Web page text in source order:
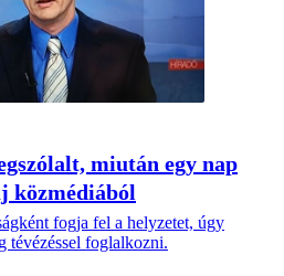
miután egy nap
közmédiából
fogja fel a helyzetet, úgy
tévézéssel foglalkozni.